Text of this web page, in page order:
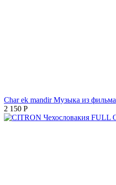
Char ek mandir Музыка из фильма
2 150 Р